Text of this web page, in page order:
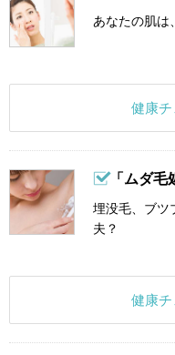
あなたの肌は
健康チ
「ムダ毛
埋没毛、ブツ
夫？
健康チ